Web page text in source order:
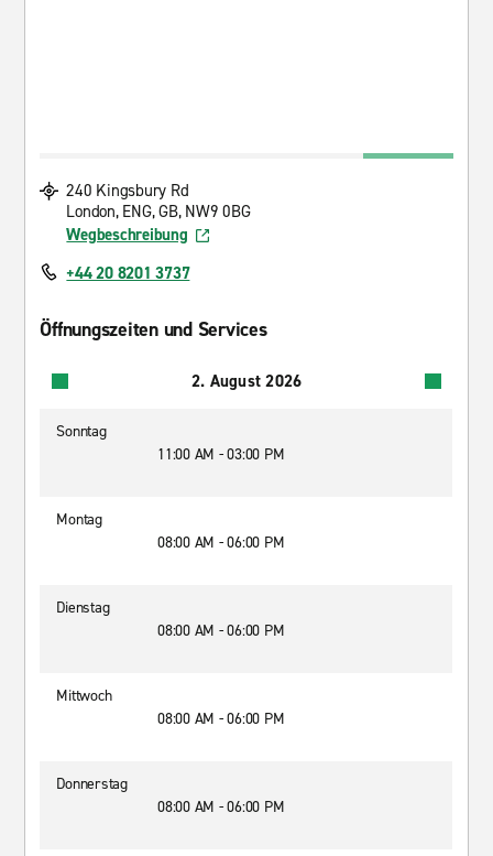
240 Kingsbury Rd
London, ENG, GB, NW9 0BG
Wegbeschreibung
+44 20 8201 3737
Öffnungszeiten und Services
2. August 2026
Sonntag
11:00 AM - 03:00 PM
Montag
08:00 AM - 06:00 PM
Dienstag
08:00 AM - 06:00 PM
Mittwoch
08:00 AM - 06:00 PM
Donnerstag
08:00 AM - 06:00 PM